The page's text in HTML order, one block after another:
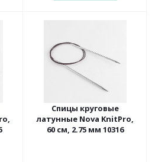
Спицы круговые
латунные Nova KnitPro,
60 см, 2.75 мм 10316